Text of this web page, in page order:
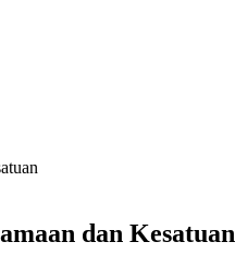
dan Kesatuan